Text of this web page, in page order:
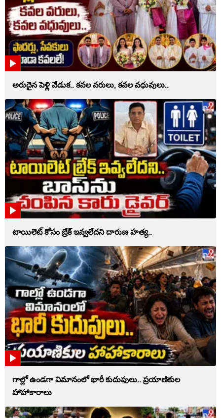
అరుదైన పెళ్లి వేడుక.. కవల వరులు, కవల వధువులు..
టాయిలెట్‌ కోసం బ్రేక్‌ ఇవ్వలేదని దారుణ హత్య..
గాల్లో ఉండగా విమానంలో భారీ కుదుపులు.. ప్రయాణికుల
హాహాకారాలు